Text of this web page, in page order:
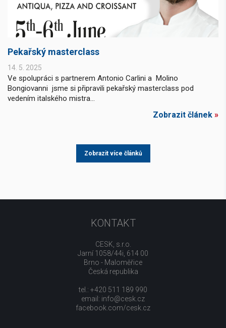
Pekařský masterclass
14. 5. 2025
Ve spolupráci s partnerem Antonio Carlini a Molino
Bongiovanni jsme si připravili pekařský masterclass pod
vedením italského mistra...
Zobrazit článek »
Zobrazit více článků
KONTAKT
CESK, s.r.o.
Jarní 1058/44i, 614 00
Brno - Maloměřice
Česká republika
tel.: +420 511 189 990
email: info@cesk.cz
facebook.com/cesk.cz